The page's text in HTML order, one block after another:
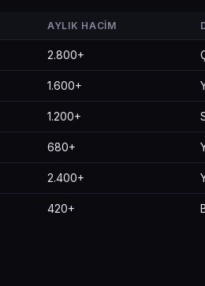
AYLIK HACIM
2.800+
1.600+
1.200+
680+
2.400+
420+